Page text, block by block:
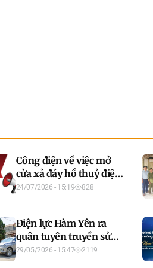
Công điện về việc mở
cửa xả đáy hồ thuỷ điện
Tuyên Quang
24/07/2026 - 15:19 828
Điện lực Hàm Yên ra
quân tuyên truyền sử
dụng điện an toàn, tiết
kiệm, hiệu quả trong
29/05/2026 - 15:47 2119